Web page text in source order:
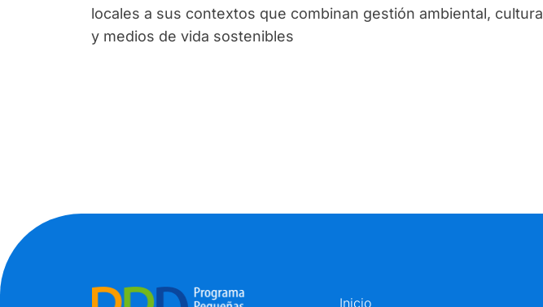
locales a sus contextos que combinan gestión ambiental, cultura
y medios de vida sostenibles
Inicio